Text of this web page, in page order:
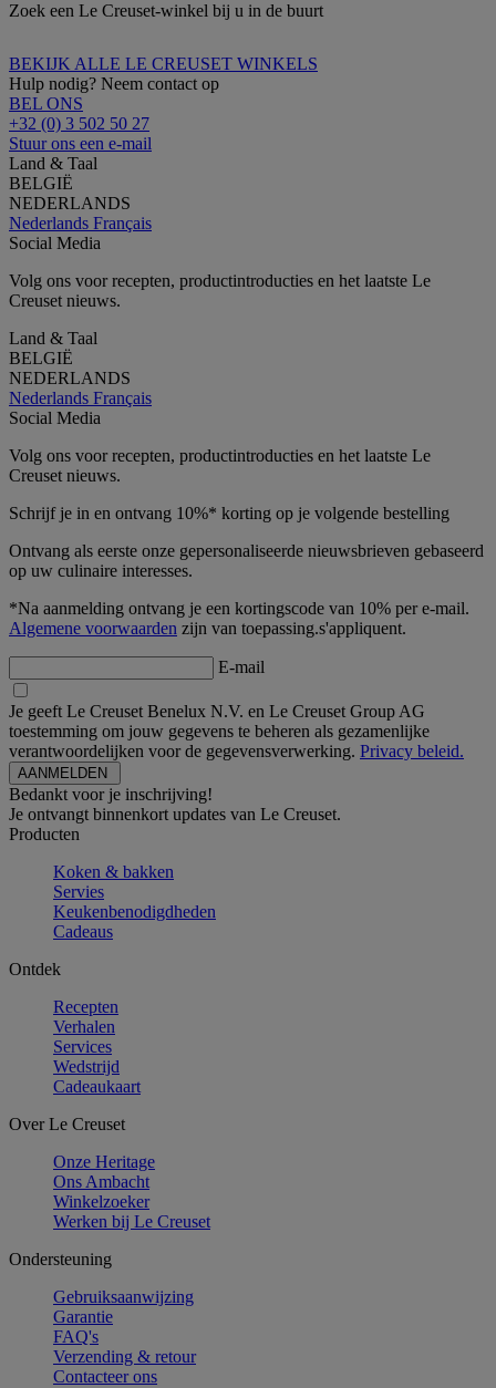
Zoek een Le Creuset-winkel bij u in de buurt
BEKIJK ALLE LE CREUSET WINKELS
Hulp nodig? Neem contact op
BEL ONS
+32 (0) 3 502 50 27
Stuur ons een e-mail
Land & Taal
BELGIË
NEDERLANDS
Nederlands Français
Social Media
Volg ons voor recepten, productintroducties en het laatste Le
Creuset nieuws.
Land & Taal
BELGIË
NEDERLANDS
Nederlands Français
Social Media
Volg ons voor recepten, productintroducties en het laatste Le
Creuset nieuws.
Schrijf je in en ontvang 10%* korting op je volgende bestelling
Ontvang als eerste onze gepersonaliseerde nieuwsbrieven gebaseerd
op uw culinaire interesses.
*Na aanmelding ontvang je een kortingscode van 10% per e-mail.
Algemene voorwaarden zijn van toepassing.s'appliquent.
E-mail
Je geeft Le Creuset Benelux N.V. en Le Creuset Group AG
toestemming om jouw gegevens te beheren als gezamenlijke
verantwoordelijken voor de gegevensverwerking. Privacy beleid.
Bedankt voor je inschrijving!
Je ontvangt binnenkort updates van Le Creuset.
Producten
Koken & bakken
Servies
Keukenbenodigdheden
Cadeaus
Ontdek
Recepten
Verhalen
Services
Wedstrijd
Cadeaukaart
Over Le Creuset
Onze Heritage
Ons Ambacht
Winkelzoeker
Werken bij Le Creuset
Ondersteuning
Gebruiksaanwijzing
Garantie
FAQ's
Verzending & retour
Contacteer ons